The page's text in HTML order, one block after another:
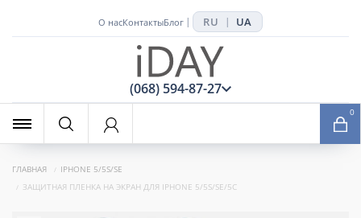
О насКонтактыБлог | RU | UA
(068) 594-87-27
0
ГЛАВНАЯ
IPHONE 5/5S/SE
ЗАЩИТНАЯ ПЛЕНКА НА ЭКРАН ДЛЯ IPHONE 5/5S/SE/5C